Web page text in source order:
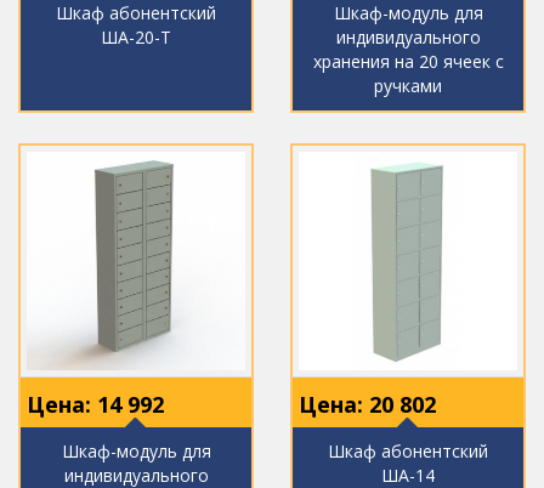
Шкаф абонентский
ША-20-Т
Шкаф-модуль для
индивидуального
хранения на 20 ячеек с
ручками
Цена: 14 992
Шкаф-модуль для
индивидуального
Цена: 20 802
Шкаф абонентский
ША-14